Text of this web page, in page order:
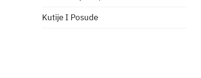
Kutije I Posude